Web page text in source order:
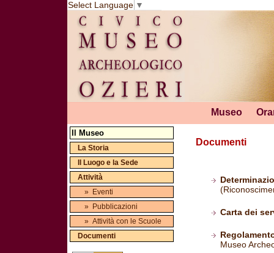
Select Language ▼
Museo
Il Museo
La Storia
Il Luogo e la Sede
Attività
» Eventi
» Pubblicazioni
» Attività con le Scuole
Documenti
Documenti
Carta dei
Museo